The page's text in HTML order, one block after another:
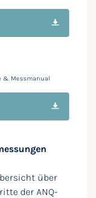
& Messmanual
über
der ANQ-